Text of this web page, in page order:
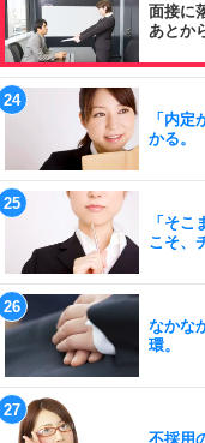
面接に
あとか
「内
かる。
「そ
こそ、
なかな
環。
不採用